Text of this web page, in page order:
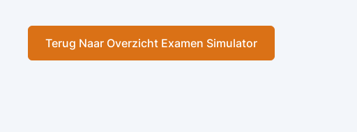
Terug Naar Overzicht Examen Simulator